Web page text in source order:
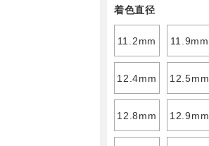
着色直径
11.2mm 11.9mm
12.4mm 12.5mm
12.8mm 12.9mm